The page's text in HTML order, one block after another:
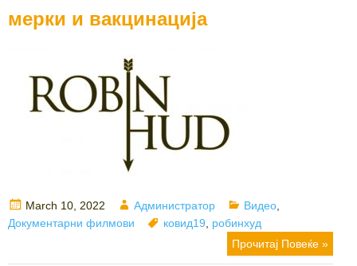
мерки и вакцинација
Posted
on
March 10, 2022 Author
Администратор Categories
Видео
Документарни филмови
Tags
ковид19
робинхуд
Прочитај Повеќе »